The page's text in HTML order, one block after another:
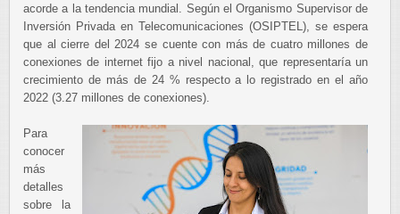
acorde a la tendencia mundial. Según el Organismo Supervisor de
Inversión Privada en Telecomunicaciones (OSIPTEL), se espera
que al cierre del 2024 se cuente con más de cuatro millones de
conexiones de internet fijo a nivel nacional, que representaría un
crecimiento de más de 24 % respecto a lo registrado en el año
2022 (3.27 millones de conexiones).
Para
conocer
más
detalles
sobre la